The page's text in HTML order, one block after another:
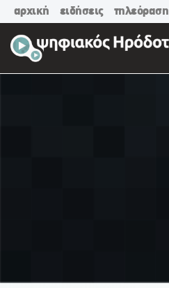
αρχική ειδήσεις τηλεόραση